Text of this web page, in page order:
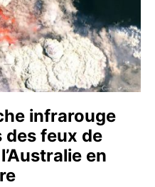
infrarouge
des feux de
en